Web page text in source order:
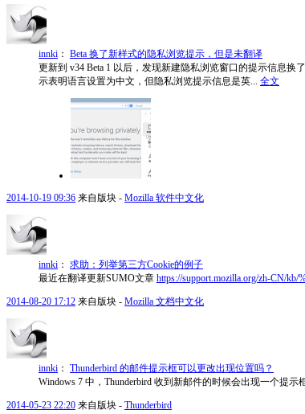
innki ： Beta 换了新样式的隐私浏览提示，但是未翻译
更新到 v34 Beta 1 以后，发现新建隐私浏览窗口的提示信息
示表明语言设置为中文，但隐私浏览提示信息是英... 全文
2014-10-19 09:36 来自版块 - Mozilla 软件中文化
innki ： 求助：列举第三方Cookie的例子
最近在翻译更新SUMO文章 https://support.mozilla.org/zh-CN/
2014-08-20 17:12 来自版块 - Mozilla 文档中文化
innki ： Thunderbird 的邮件提示框可以更改出现位置吗？
Windows 7 中，Thunderbird 收到新邮件的时候会出现一个提
2014-05-23 22:20 来自版块 - Thunderbird